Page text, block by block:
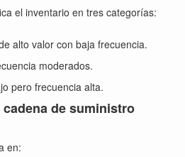
el inventario en tres categorías:
alto valor con baja frecuencia.
moderados.
pero frecuencia alta.
cadena de suministro
en: